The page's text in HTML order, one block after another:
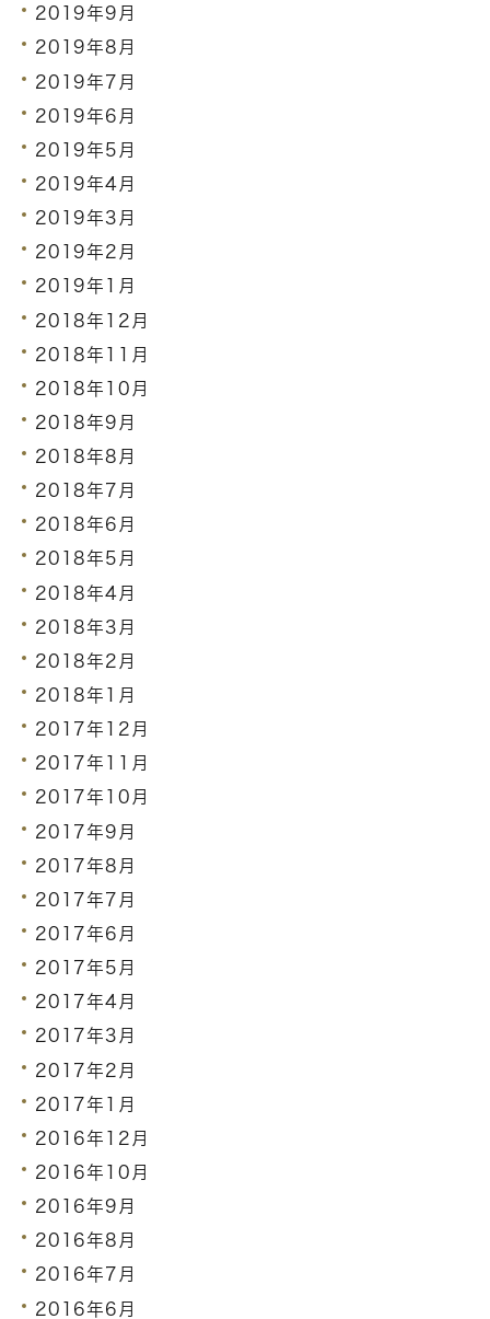
2019年9月
2019年8月
2019年7月
2019年6月
2019年5月
2019年4月
2019年3月
2019年2月
2019年1月
2018年12月
2018年11月
2018年10月
2018年9月
2018年8月
2018年7月
2018年6月
2018年5月
2018年4月
2018年3月
2018年2月
2018年1月
2017年12月
2017年11月
2017年10月
2017年9月
2017年8月
2017年7月
2017年6月
2017年5月
2017年4月
2017年3月
2017年2月
2017年1月
2016年12月
2016年10月
2016年9月
2016年8月
2016年7月
2016年6月